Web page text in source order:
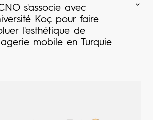
s'associe avec
Koç pour faire
l'esthétique de
mobile en Turquie